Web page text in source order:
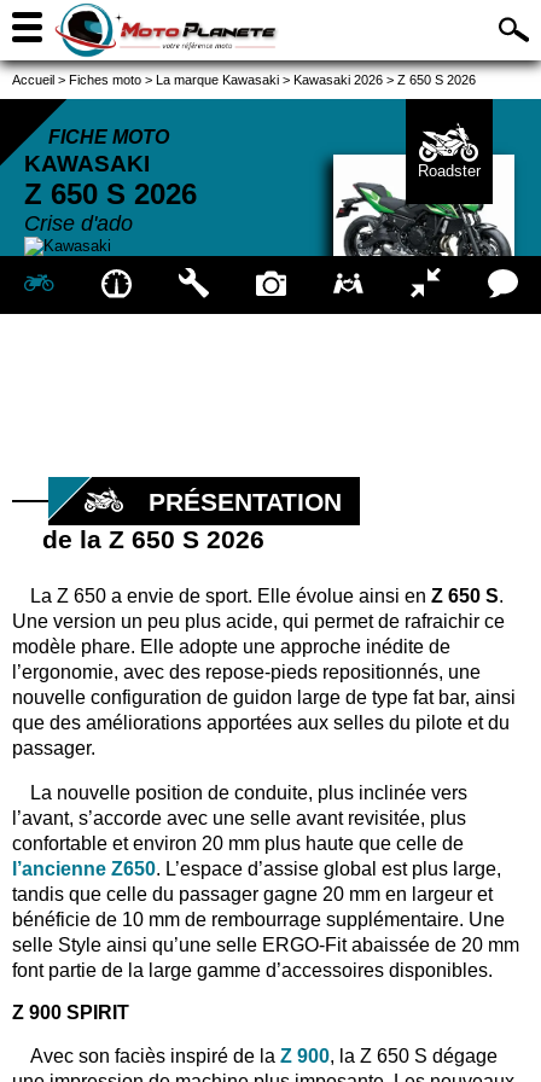
Accueil > Fiches moto > La marque Kawasaki > Kawasaki 2026 > Z 650 S 2026
FICHE MOTO
KAWASAKI
Z 650 S 2026
Crise d'ado
Roadster
PRÉSENTATION
de la Z 650 S 2026
La Z 650 a envie de sport. Elle évolue ainsi en Z 650 S.
Une version un peu plus acide, qui permet de rafraichir ce
modèle phare. Elle adopte une approche inédite de
l’ergonomie, avec des repose-pieds repositionnés, une
nouvelle configuration de guidon large de type fat bar, ainsi
que des améliorations apportées aux selles du pilote et du
passager.
La nouvelle position de conduite, plus inclinée vers
l’avant, s’accorde avec une selle avant revisitée, plus
confortable et environ 20 mm plus haute que celle de
l’ancienne Z650. L’espace d’assise global est plus large,
tandis que celle du passager gagne 20 mm en largeur et
bénéficie de 10 mm de rembourrage supplémentaire. Une
selle Style ainsi qu’une selle ERGO-Fit abaissée de 20 mm
font partie de la large gamme d’accessoires disponibles.
Z 900 SPIRIT
Avec son faciès inspiré de la Z 900, la Z 650 S dégage